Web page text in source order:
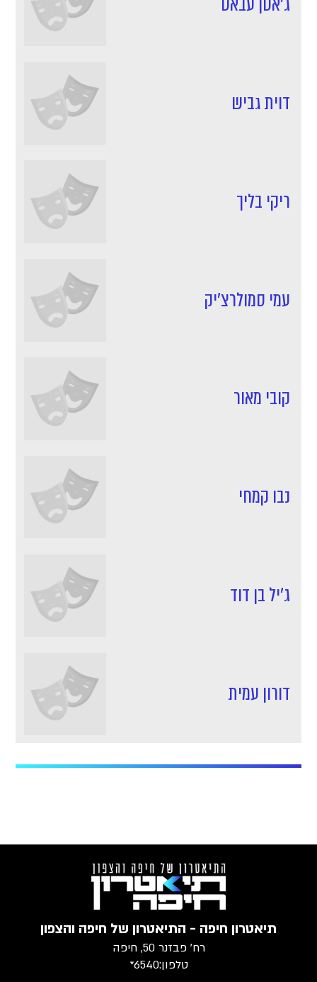
דוית גביש
ריקי בליך
עמי סמולרצ'יק
קובי מאור
נבו קמחי
ג'יל בן דוד
דורון עמית
תיאטרון חיפה - התיאטרון של חיפה והצפון
רח׳ פבזנר 50, חיפה
טלפון:6540*